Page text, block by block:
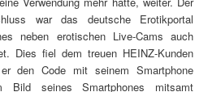
war das deutsche Erotikportal
neben erotischen Live-Cams auch
Dies fiel dem treuen HEINZ-Kunden
den Code mit seinem Smartphone
Bild seines Smartphones mitsamt